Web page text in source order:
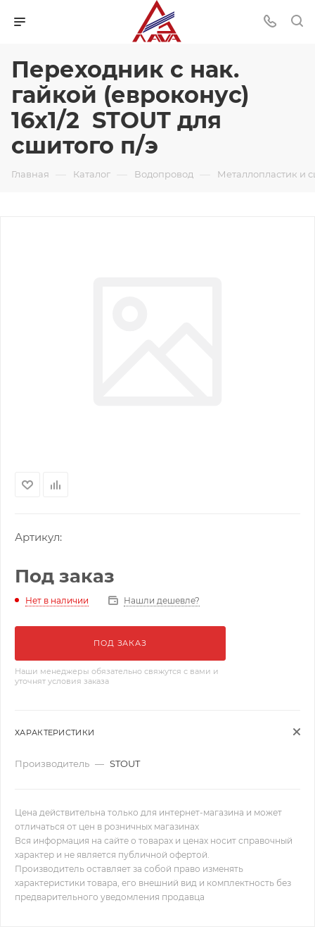
Переходник с нак.
гайкой (евроконус)
16x1/2 STOUT для
сшитого п/э
Главная — Каталог — Водопровод — Металлопластик и
Артикул:
Под заказ
Нет в наличии Нашли дешевле?
ПОД ЗАКАЗ
Наши менеджеры обязательно свяжутся с вами и
уточнят условия заказа
ХАРАКТЕРИСТИКИ
Производитель — STOUT
Цена действительна только для интернет-магазина и может
отличаться от цен в розничных магазинах
Вся информация на сайте о товарах и ценах носит справочный
характер и не является публичной офертой.
Производитель оставляет за собой право изменять
характеристики товара, его внешний вид и комплектность без
предварительного уведомления продавца